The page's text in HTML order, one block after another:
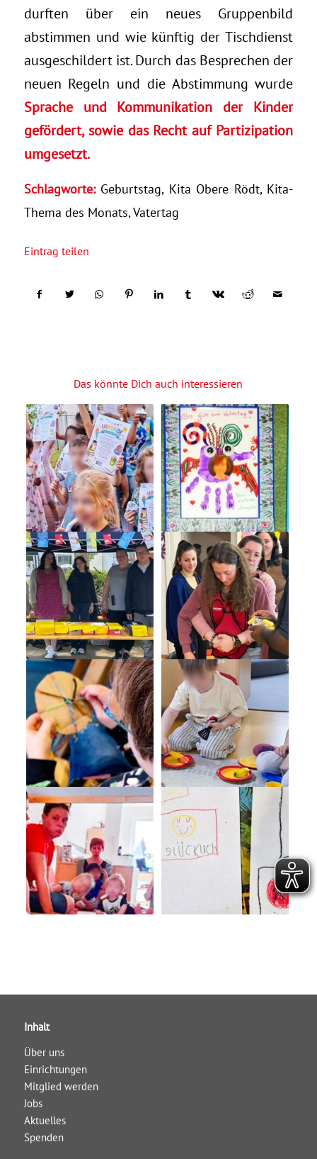
durften über ein neues Gruppenbild
abstimmen und wie künftig der Tischdienst
ausgeschildert ist. Durch das Besprechen der
neuen Regeln und die Abstimmung wurde
Sprache und Kommunikation der Kinder
gefördert, sowie das Recht auf Partizipation
umgesetzt.
Schlagworte: Geburtstag, Kita Obere Rödt, Kita-
Thema des Monats,Vatertag
Eintrag teilen
Das könnte Dich auch interessieren
Inhalt
Über uns
Einrichtungen
Mitglied werden
Jobs
Aktuelles
Spenden